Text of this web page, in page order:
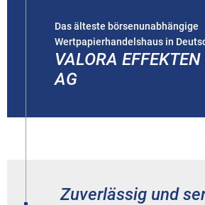
Das älteste börsenunabhängige
Wertpapierhandelshaus in
VALORA
AG
Zuverlässig und